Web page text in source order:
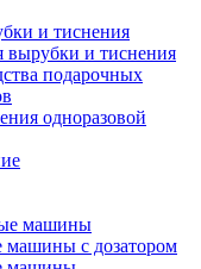
и тиснения
вырубки и тиснения
подарочных
одноразовой
машины
машины с дозатором